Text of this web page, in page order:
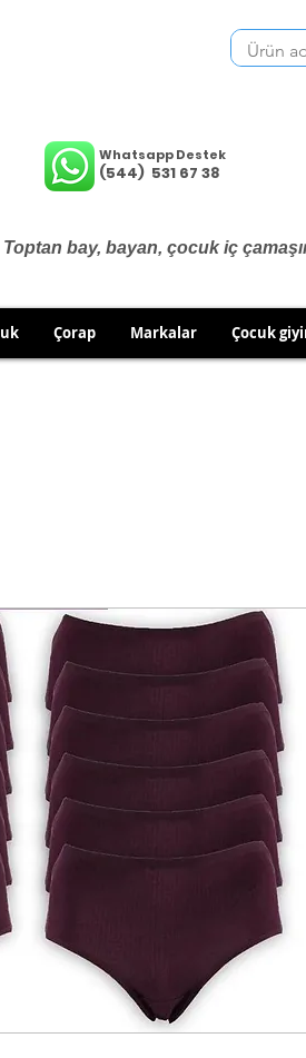
Whatsapp Destek
(544) 531 67 38
Toptan bay, bayan, çocuk iç
Çorap Markalar Çocuk